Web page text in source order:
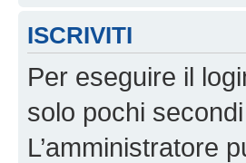
ISCRIVITI
Per eseguire il
solo pochi
L’amministratore